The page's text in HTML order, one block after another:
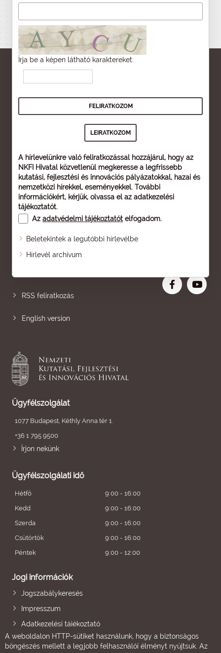
Írja be a képen látható karaktereket:
A hírlevelünkre való feliratkozással hozzájárul, hogy az
NKFI Hivatal közvetlenül megkeresse a legfrissebb
kutatási, fejlesztési és innovációs pályázatokkal, hazai és
nemzetközi hírekkel, eseményekkel. További
információkért, kérjük, olvassa el az adatkezelési
tájékoztatót.
Az adatvédelmi tájékoztatót elfogadom.
Beletekintek a legutóbbi hírlevélbe
Hírlevél archívum
Oldaltérkép
RSS feliratkozás
English version
Ügyfélszolgálat
1077 Budapest, Kéthly Anna tér 1.
+36 1 795 9500
Írjon nekünk
Ügyfélszolgálati idő
Hétfő
9:00 - 16:00
Kedd
9:00 - 16:00
Szerda
9:00 - 16:00
Csütörtök
9:00 - 16:00
Péntek
9:00 - 12:00
Jogi információk
Jogszabálykeresés
Impresszum
Adatkezelési tájékoztató
A weboldalon HTTP-sütiket használunk, hogy a biztonságos
böngészés mellett a legjobb felhasználói élményt nyújtsuk. Az